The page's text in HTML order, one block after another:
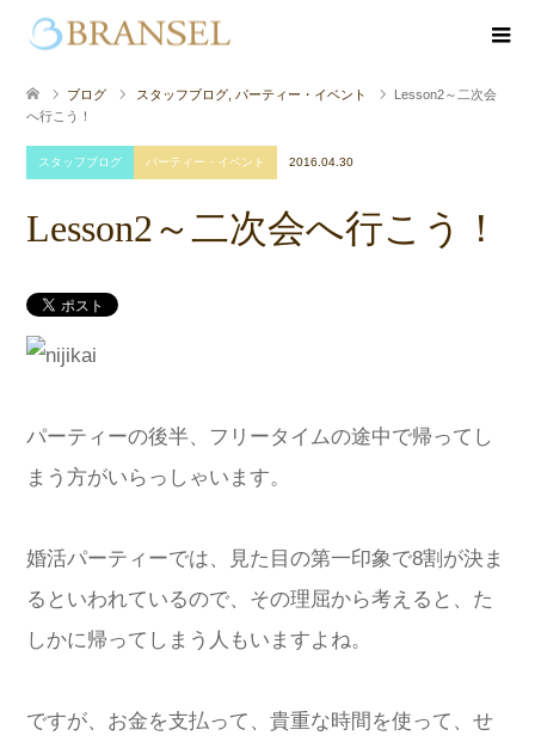
ブログ スタッフブログ パーティー・イベント
Lesson2～二次会
へ行こう！
スタッフブログ パーティー・イベント 2016.04.30
Lesson2～二次会へ行こう！
パーティーの後半、フリータイムの途中で帰ってし
まう方がいらっしゃいます。
婚活パーティーでは、見た目の第一印象で8割が決ま
るといわれているので、その理屈から考えると、た
しかに帰ってしまう人もいますよね。
ですが、お金を支払って、貴重な時間を使って、せ